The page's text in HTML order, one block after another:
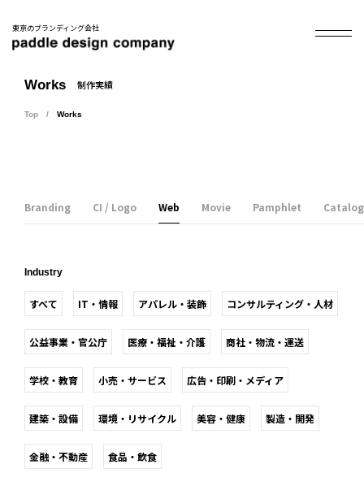
東京のブランディング会社
Works 制作実績
Top Works
Branding CI / Logo Web Movie Pamphlet Catalog
Industry
すべて IT・情報 アパレル・装飾 コンサルティング・人材
公益事業・官公庁 医療・福祉・介護 商社・物流・運送
学校・教育 小売・サービス 広告・印刷・メディア
建築・設備 環境・リサイクル 美容・健康 製造・開発
金融・不動産 食品・飲食